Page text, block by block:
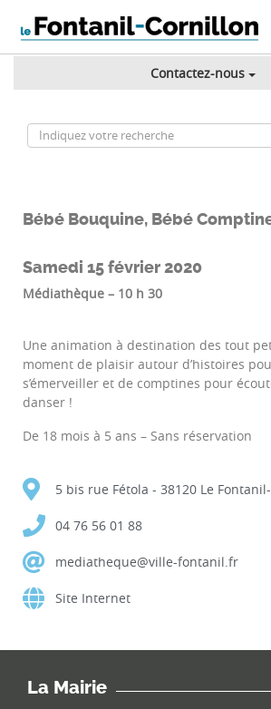
Contactez-nous
Bébé Bouquine, Bébé
Samedi 15 février 2020
Médiathèque – 10 h 30
Une animation à destination des tout
moment de plaisir autour d’histoires
s’émerveiller et de comptines pour
danser !
De 18 mois à 5 ans – Sans réservation
5 bis rue Fétola - 38120 Le
04 76 56 01 88
mediatheque@ville-fontanil.fr
Site Internet
La Mairie